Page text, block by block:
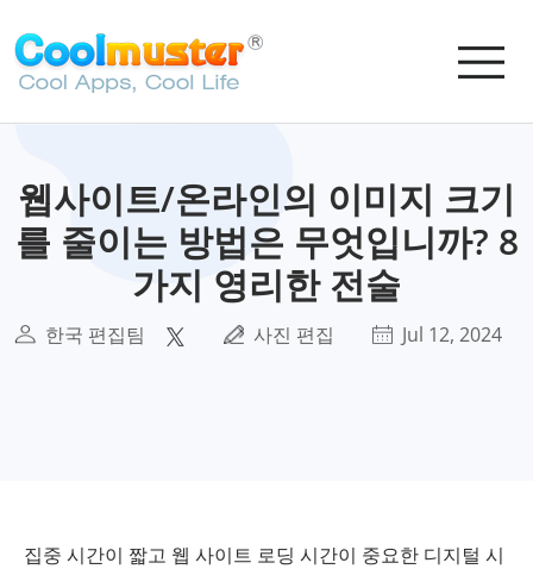
웹사이트/온라인의 이미지 크기
를 줄이는 방법은 무엇입니까? 8
가지 영리한 전술
한국 편집팀 사진 편집 Jul 12, 2024
집중 시간이 짧고 웹 사이트 로딩 시간이 중요한 디지털 시